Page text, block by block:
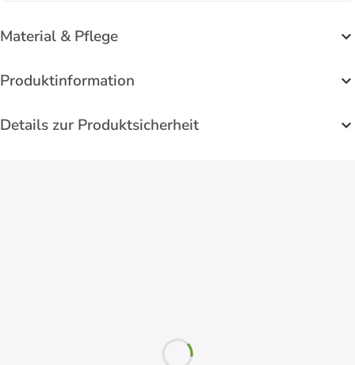
Material & Pflege
Produktinformation
Details zur Produktsicherheit